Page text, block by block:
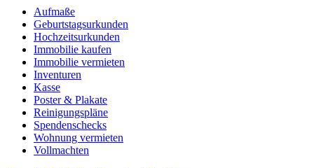
Aufmaße
Geburtstagsurkunden
Hochzeitsurkunden
Immobilie kaufen
Immobilie vermieten
Inventuren
Kasse
Poster & Plakate
Reinigungspläne
Spendenschecks
Wohnung vermieten
Vollmachten